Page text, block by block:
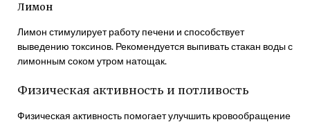
Лимон
Лимон стимулирует работу печени и способствует
выведению токсинов. Рекомендуется выпивать стакан воды с
лимонным соком утром натощак.
Физическая активность и потливость
Физическая активность помогает улучшить кровообращение